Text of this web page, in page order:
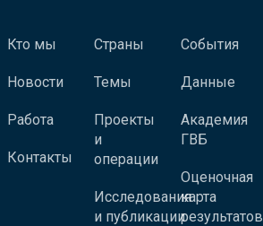
Кто мы
Новости
Работа
Контакты
Страны
Темы
Проекты
и
операции
Исследования
и публикации
События
Данные
Академия
ГВБ
Оценочная
карта
результатов